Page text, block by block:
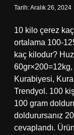
Tarih: Aralık 26, 2024
10 kilo çerez
ortalama 100-
kaç kilodur?
Kurabiyesi,
Trendyol. 100
100 gram
doldurursanız
cevaplandı.